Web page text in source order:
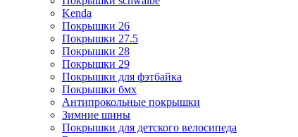
Kenda
Покрышки 26
Покрышки 27.5
Покрышки 28
Покрышки 29
Покрышки для фэтбайка
Покрышки бмх
Антипрокольные покрышки
Зимние шины
Покрышки для детского велосипеда